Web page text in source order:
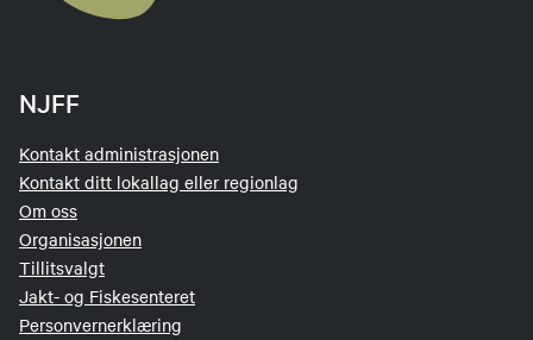
NJFF
Kontakt administrasjonen
Kontakt ditt lokallag eller regionlag
Om oss
Organisasjonen
Tillitsvalgt
Jakt- og Fiskesenteret
Personvernerklæring